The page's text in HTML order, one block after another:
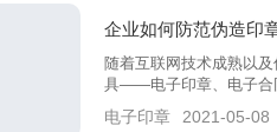
企业如何防范伪造印
随着互联网技术成熟以
具——电子印章、电子合
生。
电子印章 2021-05-08